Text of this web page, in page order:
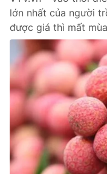
lớn nhất của người
được giá thì mất